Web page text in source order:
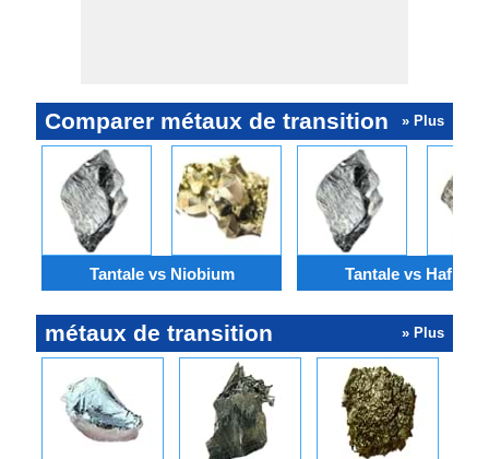
Comparer métaux de transition » Plus
Tantale vs Niobium Tantale vs Hafnium
métaux de transition » Plus